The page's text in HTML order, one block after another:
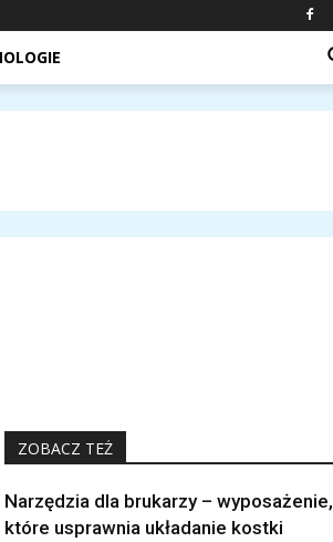
ZOBACZ TEŻ
Narzędzia dla brukarzy – wyposażenie,
które usprawnia układanie kostki